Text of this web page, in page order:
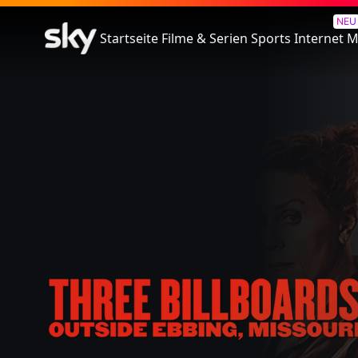
Startseite Filme & Serien Sports
NEU
Internet
Three Billboards Outside